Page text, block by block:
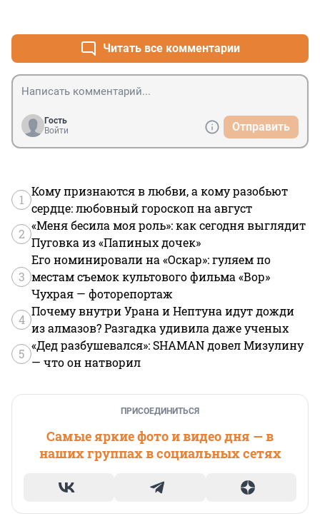
Читать все комментарии
Гость
Войти
Отправить
1
Кому признаются в любви, а кому разобьют
сердце: любовный гороскоп на август
2
«Меня бесила моя роль»: как сегодня выглядит
Пуговка из «Папиных дочек»
3
Его номинировали на «Оскар»: гуляем по
местам съемок культового фильма «Вор»
Чухрая — фоторепортаж
4
Почему внутри Урана и Нептуна идут дожди
из алмазов? Разгадка удивила даже ученых
5
«Дед разбушевался»: SHAMAN довел Мизулину
— что он натворил
ПРИСОЕДИНИТЬСЯ
Самые яркие фото и видео дня — в
наших группах в социальных сетях